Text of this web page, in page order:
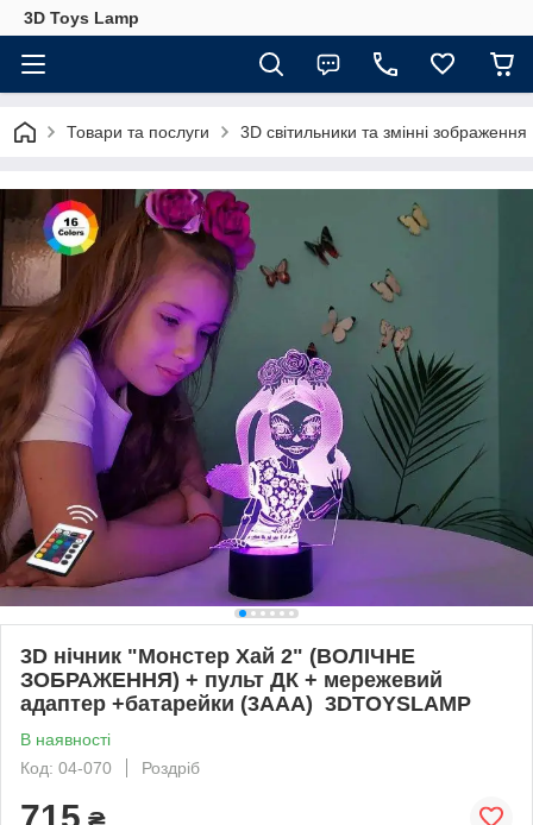
3D Toys Lamp
Товари та послуги 3D світильники та змінні зображення
3D нічник "Монстер Хай 2" (ВОЛІЧНЕ
ЗОБРАЖЕННЯ) + пульт ДК + мережевий
адаптер +батарейки (3ААА) 3DTOYSLAMP
В наявності
Код: 04-070
Роздріб
715